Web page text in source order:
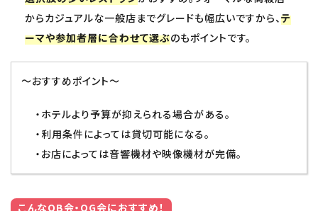
からカジュアルな一般店までグレードも幅広いですから、テ
ーマや参加者層に合わせて選ぶのもポイントです。
～おすすめポイント～
・ホテルより予算が抑えられる場合がある。
・利用条件によっては貸切可能になる。
・お店によっては音響機材や映像機材が完備。
こんなOB会・OG会におすすめ！